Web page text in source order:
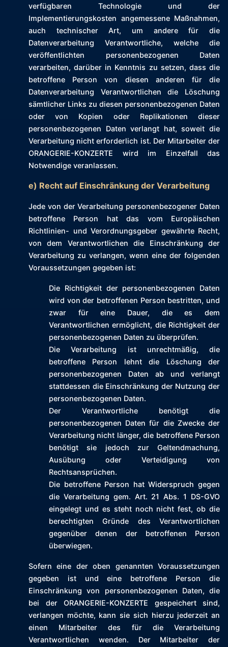
verfügbaren Technologie und der
Implementierungskosten angemessene Maßnahmen,
auch technischer Art, um andere für die
Datenverarbeitung Verantwortliche, welche die
veröffentlichten personenbezogenen Daten
verarbeiten, darüber in Kenntnis zu setzen, dass die
betroffene Person von diesen anderen für die
Datenverarbeitung Verantwortlichen die Löschung
sämtlicher Links zu diesen personenbezogenen Daten
oder von Kopien oder Replikationen dieser
personenbezogenen Daten verlangt hat, soweit die
Verarbeitung nicht erforderlich ist. Der Mitarbeiter der
ORANGERIE-KONZERTE wird im Einzelfall das
Notwendige veranlassen.
e) Recht auf Einschränkung der Verarbeitung
Jede von der Verarbeitung personenbezogener Daten
betroffene Person hat das vom Europäischen
Richtlinien- und Verordnungsgeber gewährte Recht,
von dem Verantwortlichen die Einschränkung der
Verarbeitung zu verlangen, wenn eine der folgenden
Voraussetzungen gegeben ist:
Die Richtigkeit der personenbezogenen Daten
wird von der betroffenen Person bestritten, und
zwar für eine Dauer, die es dem
Verantwortlichen ermöglicht, die Richtigkeit der
personenbezogenen Daten zu überprüfen.
Die Verarbeitung ist unrechtmäßig, die
betroffene Person lehnt die Löschung der
personenbezogenen Daten ab und verlangt
stattdessen die Einschränkung der Nutzung der
personenbezogenen Daten.
Der Verantwortliche benötigt die
personenbezogenen Daten für die Zwecke der
Verarbeitung nicht länger, die betroffene Person
benötigt sie jedoch zur Geltendmachung,
Ausübung oder Verteidigung von
Rechtsansprüchen.
Die betroffene Person hat Widerspruch gegen
die Verarbeitung gem. Art. 21 Abs. 1 DS-GVO
eingelegt und es steht noch nicht fest, ob die
berechtigten Gründe des Verantwortlichen
gegenüber denen der betroffenen Person
überwiegen.
Sofern eine der oben genannten Voraussetzungen
gegeben ist und eine betroffene Person die
Einschränkung von personenbezogenen Daten, die
bei der ORANGERIE-KONZERTE gespeichert sind,
verlangen möchte, kann sie sich hierzu jederzeit an
einen Mitarbeiter des für die Verarbeitung
Verantwortlichen wenden. Der Mitarbeiter der